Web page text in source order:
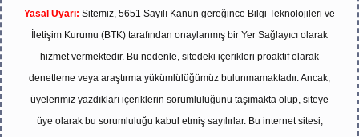
Yasal Uyarı: Sitemiz, 5651 Sayılı Kanun gereğince Bilgi Teknolojileri ve
İletişim Kurumu (BTK) tarafından onaylanmış bir Yer Sağlayıcı olarak
hizmet vermektedir. Bu nedenle, sitedeki içerikleri proaktif olarak
denetleme veya araştırma yükümlülüğümüz bulunmamaktadır. Ancak,
üyelerimiz yazdıkları içeriklerin sorumluluğunu taşımakta olup, siteye
üye olarak bu sorumluluğu kabul etmiş sayılırlar. Bu internet sitesi,